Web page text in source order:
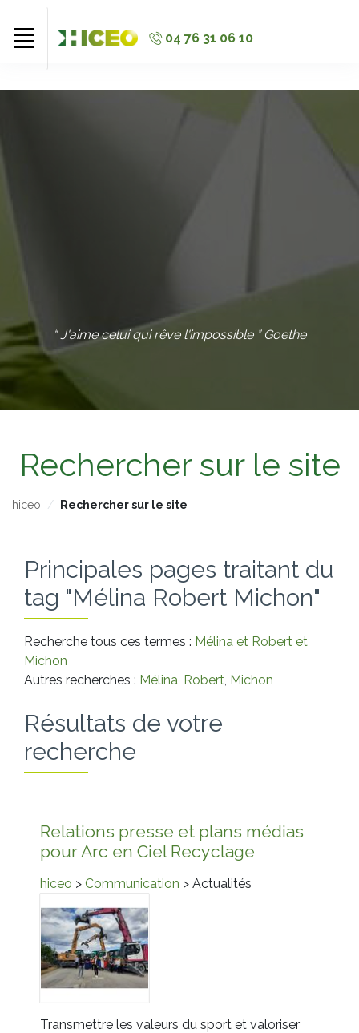
04 76 31 06 10
“ J'aime celui qui rêve l'impossible ” Goethe
Rechercher sur le site
hiceo Rechercher sur le site
Principales pages traitant du
tag "Mélina Robert Michon"
Recherche tous ces termes : Mélina et Robert et
Michon
Autres recherches : Mélina Robert Michon
Résultats de votre
recherche
Relations presse et plans médias
pour Arc en Ciel Recyclage
hiceo > Communication > Actualités
Transmettre les valeurs du sport et valoriser